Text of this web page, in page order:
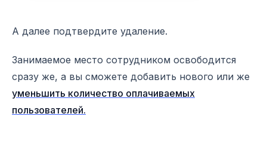
А далее подтвердите удаление.
Занимаемое место сотрудником освободится
сразу же, а вы сможете добавить нового или же
уменьшить количество оплачиваемых
пользователей.